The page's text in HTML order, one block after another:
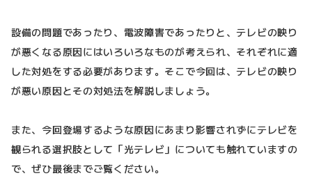
設備の問題であったり、電波障害であったりと、テレビの映り
が悪くなる原因にはいろいろなものが考えられ、それぞれに適
した対処をする必要があります。そこで今回は、テレビの映り
が悪い原因とその対処法を解説しましょう。
また、今回登場するような原因にあまり影響されずにテレビを
観られる選択肢として「光テレビ」についても触れていますの
で、ぜひ最後までご覧ください。